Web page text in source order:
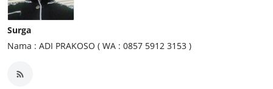
Surga
Nama : ADI PRAKOSO ( WA : 0857 5912 3153 )